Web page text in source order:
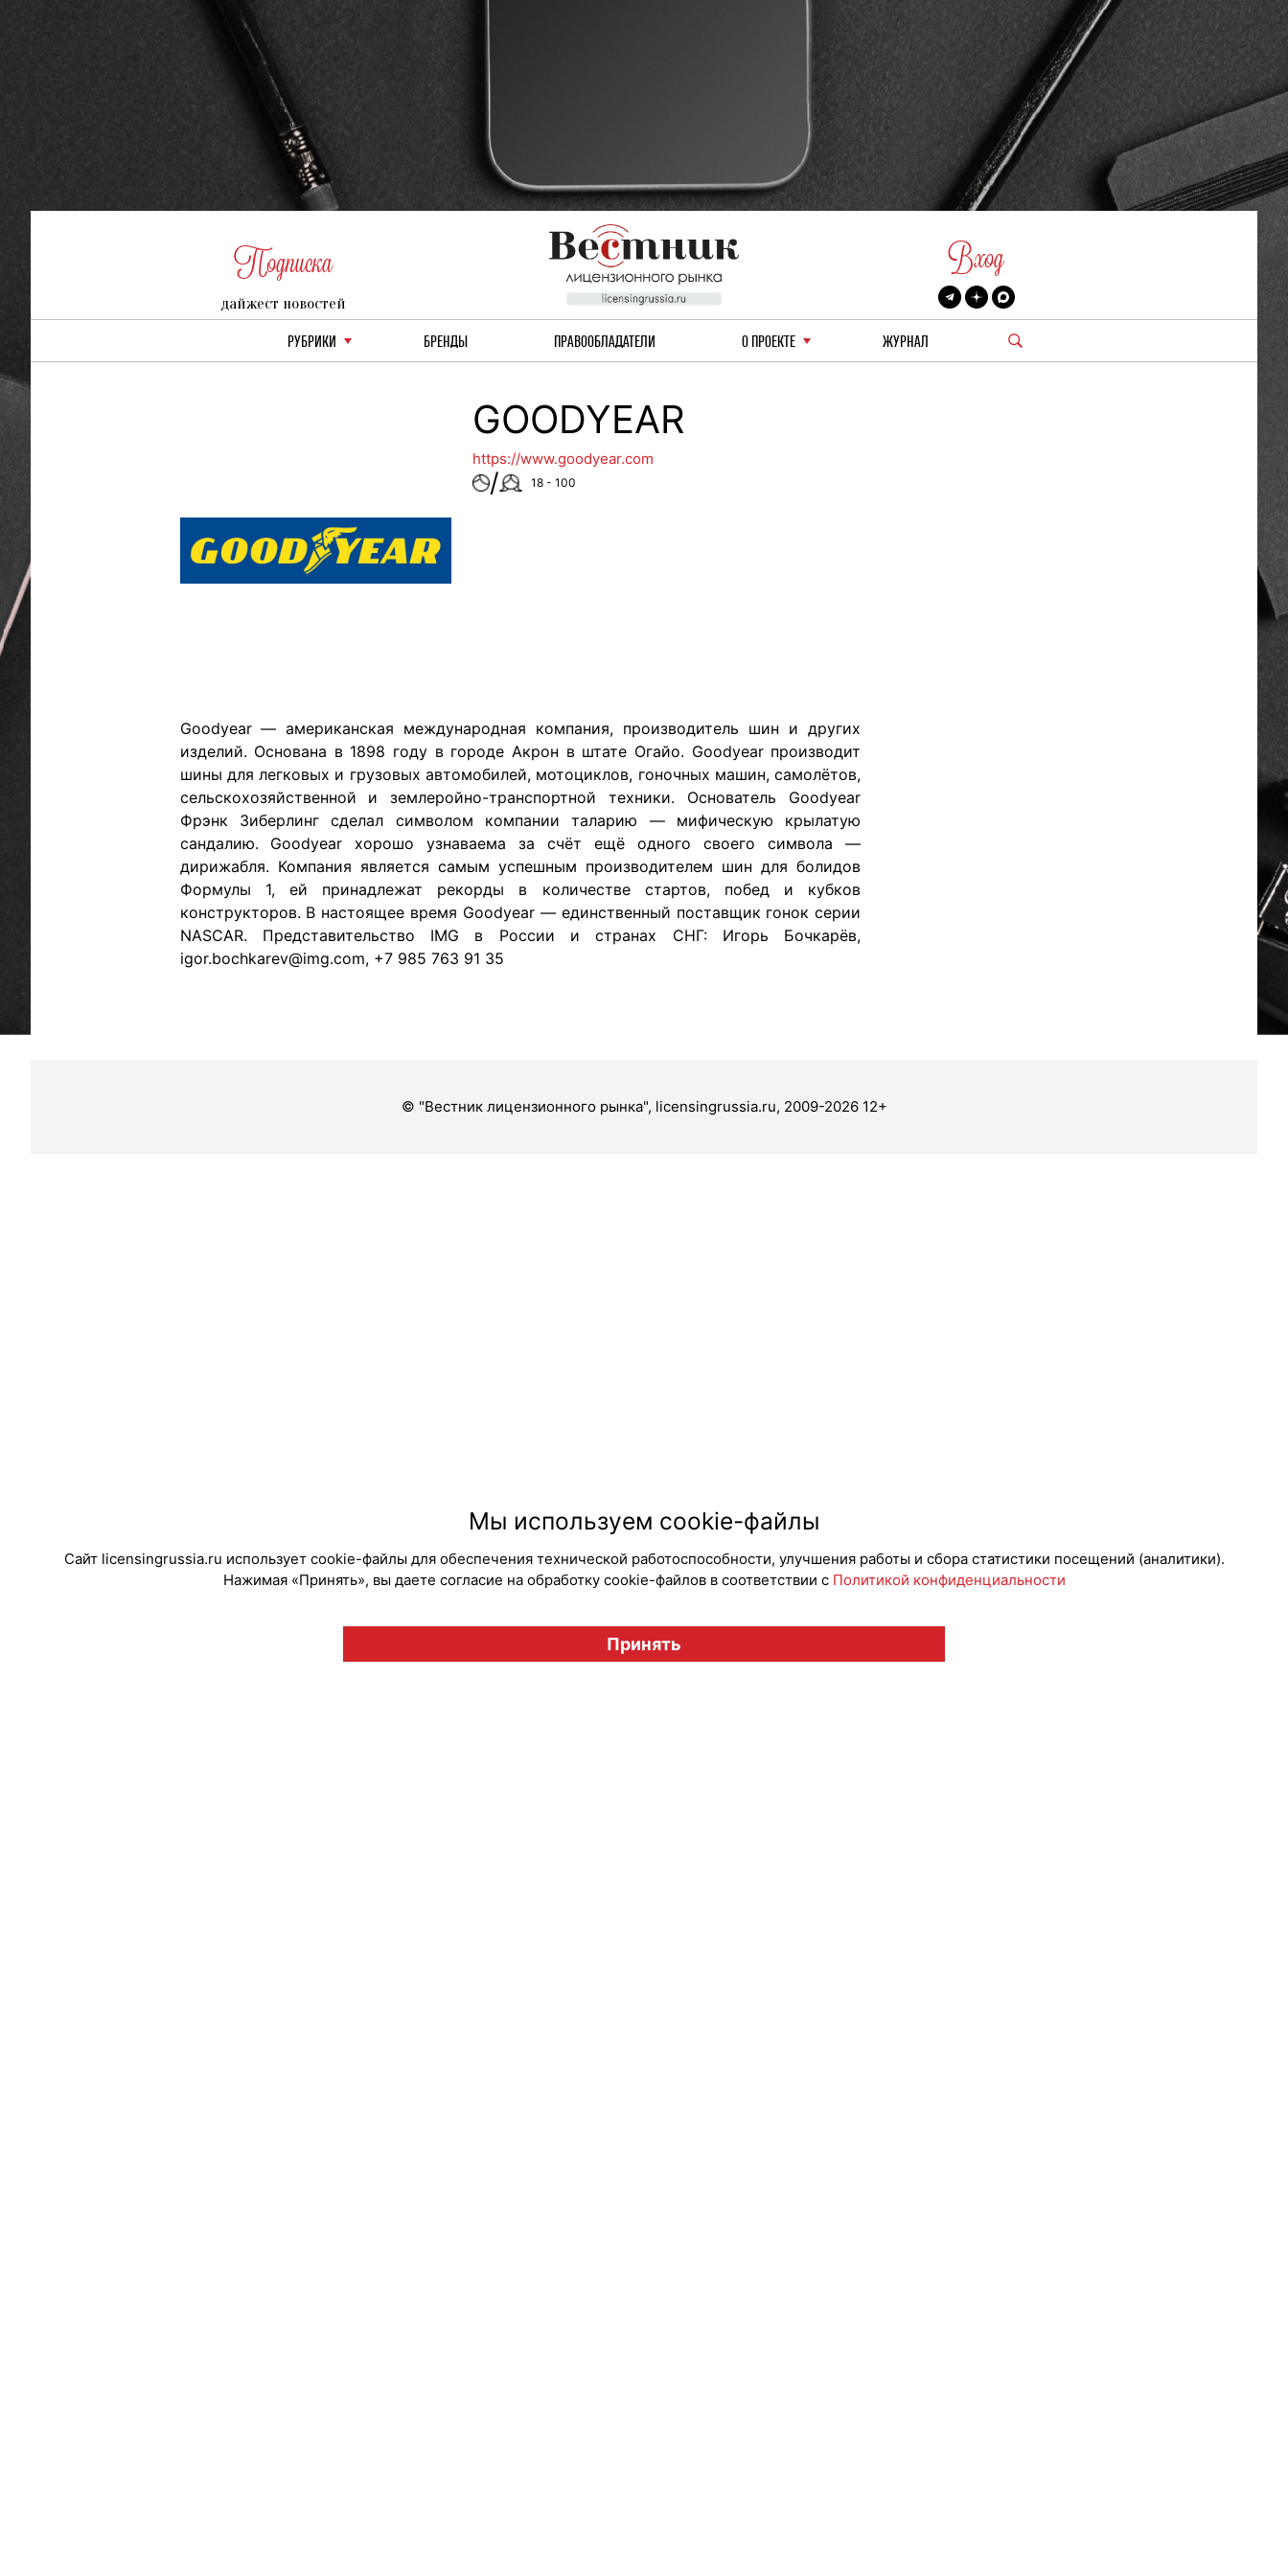
Подписка
дайжест новостей
Вход
РУБРИКИ БРЕНДЫ ПРАВООБЛАДАТЕЛИ О ПРОЕКТЕ ЖУРНАЛ
GOODYEAR
https://www.goodyear.com
/ 18 - 100
Goodyear — американская международная компания, производитель шин и других
изделий. Основана в 1898 году в городе Акрон в штате Огайо. Goodyear производит
шины для легковых и грузовых автомобилей, мотоциклов, гоночных машин, самолётов,
сельскохозяйственной и землеройно-транспортной техники. Основатель Goodyear
Фрэнк Зиберлинг сделал символом компании таларию — мифическую крылатую
сандалию. Goodyear хорошо узнаваема за счёт ещё одного своего символа —
дирижабля. Компания является самым успешным производителем шин для болидов
Формулы 1, ей принадлежат рекорды в количестве стартов, побед и кубков
конструкторов. В настоящее время Goodyear — единственный поставщик гонок серии
NASCAR. Представительство IMG в России и странах СНГ: Игорь Бочкарёв,
igor.bochkarev@img.com, +7 985 763 91 35
© "Вестник лицензионного рынка", licensingrussia.ru, 2009-2026 12+
Мы используем cookie-файлы
Сайт licensingrussia.ru использует cookie-файлы для обеспечения технической работоспособности, улучшения работы и сбора статистики посещений (аналитики).
Нажимая «Принять», вы даете согласие на обработку cookie-файлов в соответствии с Политикой конфиденциальности
Принять